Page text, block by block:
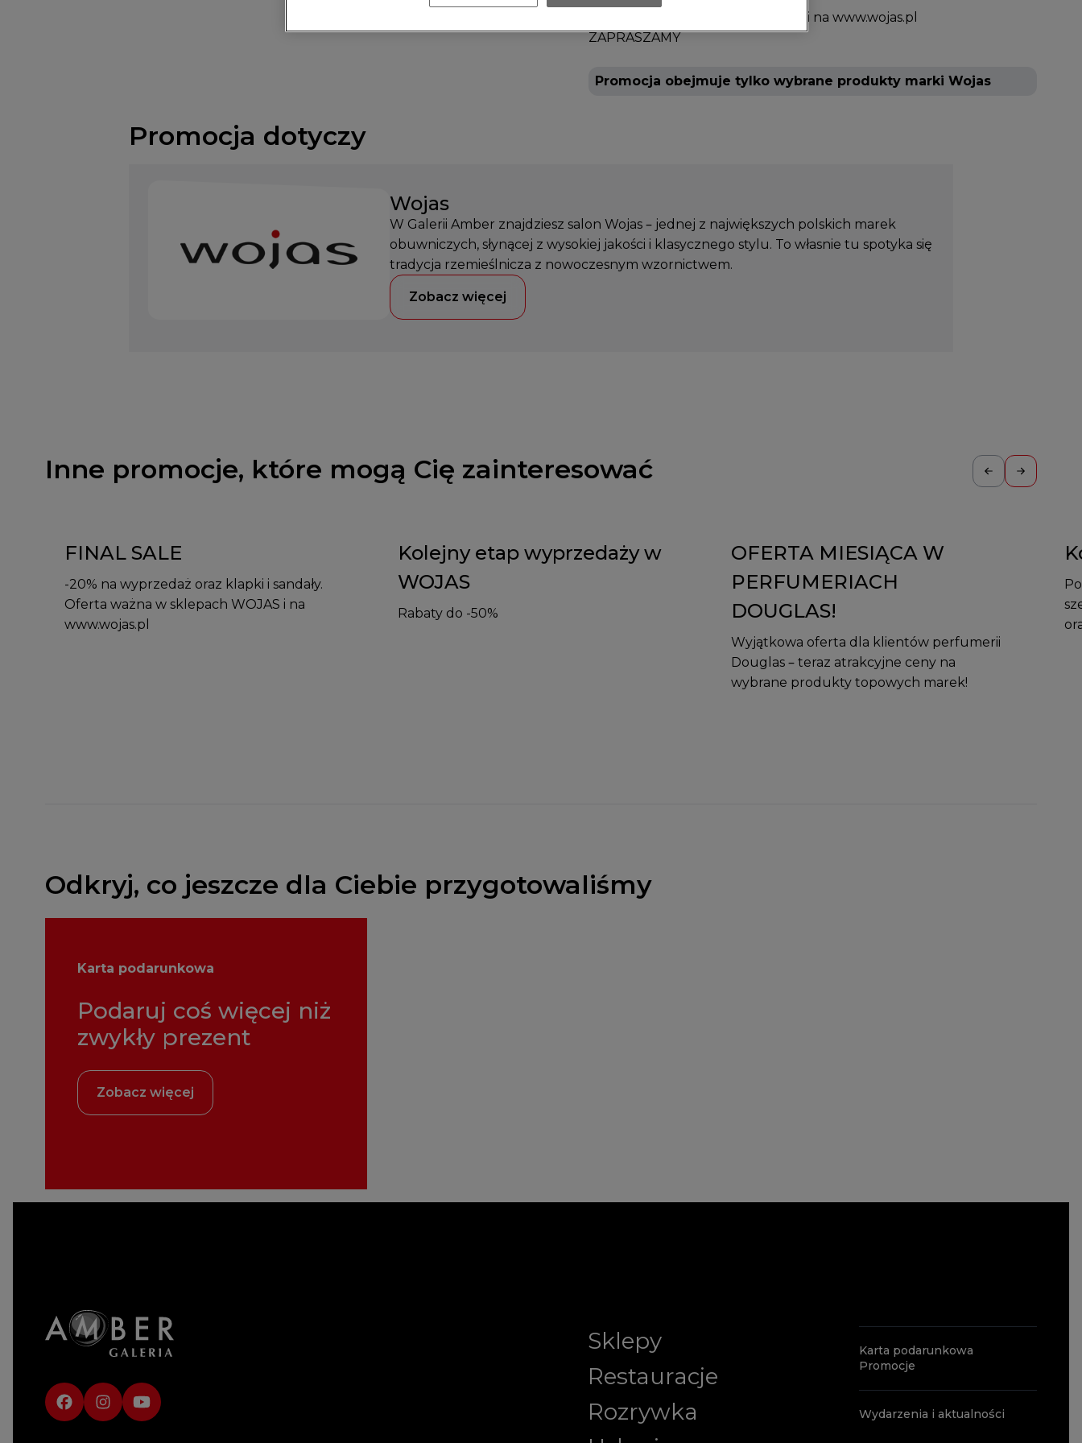
Oferta ważna w sklepach WOJAS i na www.wojas.pl
ZAPRASZAMY
Promocja obejmuje tylko wybrane produkty marki Wojas
Promocja dotyczy
Wojas
W Galerii Amber znajdziesz salon Wojas – jednej z największych polskich marek
obuwniczych, słynącej z wysokiej jakości i klasycznego stylu. To własnie tu spotyka się
tradycja rzemieślnicza z nowoczesnym wzornictwem.
Zobacz więcej
Inne promocje, które mogą Cię zainteresować
FINAL SALE
-20% na wyprzedaż oraz klapki i sandały.
Oferta ważna w sklepach WOJAS i na
www.wojas.pl
Kolejny etap wyprzedaży w
WOJAS
Rabaty do -50%
OFERTA MIESIĄCA W
PERFUMERIACH
DOUGLAS!
Wyjątkowa oferta dla klientów perfumerii
Douglas – teraz atrakcyjne ceny na
wybrane produkty topowych marek!
Odkryj, co jeszcze dla Ciebie przygotowaliśmy
Karta podarunkowa
Podaruj coś więcej niż
zwykły prezent
Zobacz więcej
Sklepy
Restauracje
Rozrywka
Karta podarunkowa
Promocje
Wydarzenia i aktualności